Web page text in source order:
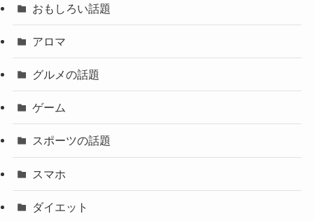
おもしろい話題
アロマ
グルメの話題
ゲーム
スポーツの話題
スマホ
ダイエット